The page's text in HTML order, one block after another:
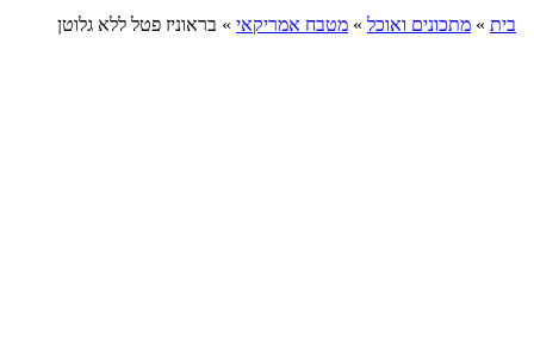
בית » מתכונים ואוכל » מטבח אמריקאי » בראוניז פטל ללא גלוטן